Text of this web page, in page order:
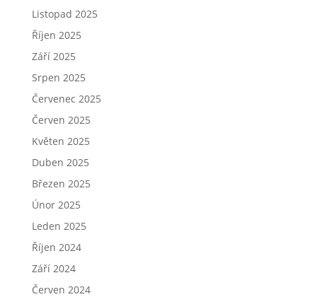
Listopad 2025
Říjen 2025
Září 2025
Srpen 2025
Červenec 2025
Červen 2025
Květen 2025
Duben 2025
Březen 2025
Únor 2025
Leden 2025
Říjen 2024
Září 2024
Červen 2024